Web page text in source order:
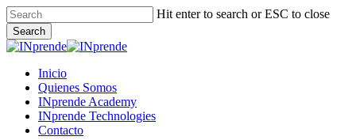
Skip
to
main
content
Hit enter to search or ESC to close
Search
Close
Menu
Inicio
Quienes Somos
INprende Academy
INprende Technologies
Contacto